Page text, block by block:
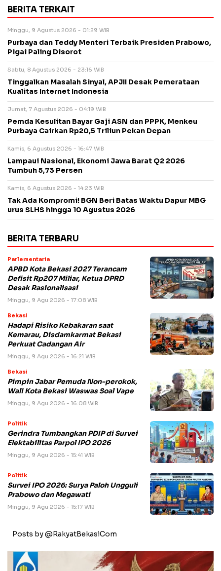
BERITA TERKAIT
Minggu, 9 Agustus 2026 - 01:29 WIB
Purbaya dan Teddy Menteri Terbaik Presiden Prabowo,
Pigai Paling Disorot
Sabtu, 8 Agustus 2026 - 23:16 WIB
Tinggalkan Masalah Sinyal, APJII Desak Pemerataan
Kualitas Internet Indonesia
Jumat, 7 Agustus 2026 - 04:19 WIB
Pemda Kesulitan Bayar Gaji ASN dan PPPK, Menkeu
Purbaya Cairkan Rp20,5 Triliun Pekan Depan
Kamis, 6 Agustus 2026 - 16:47 WIB
Lampaui Nasional, Ekonomi Jawa Barat Q2 2026
Tumbuh 5,73 Persen
Kamis, 6 Agustus 2026 - 14:23 WIB
Tak Ada Kompromi! BGN Beri Batas Waktu Dapur MBG
urus SLHS hingga 10 Agustus 2026
BERITA TERBARU
Parlementaria
APBD Kota Bekasi 2027 Terancam
Defisit Rp207 Miliar, Ketua DPRD
Desak Rasionalisasi
Minggu, 9 Agu 2026 - 17:08 WIB
Bekasi
Hadapi Risiko Kebakaran saat
Kemarau, Disdamkarmat Bekasi
Perkuat Cadangan Air
Minggu, 9 Agu 2026 - 16:21 WIB
Bekasi
Pimpin Jabar Pemuda Non-perokok,
Wali Kota Bekasi Waswas Soal Vape
Minggu, 9 Agu 2026 - 16:08 WIB
Politik
Gerindra Tumbangkan PDIP di Survei
Elektabilitas Parpol IPO 2026
Minggu, 9 Agu 2026 - 15:41 WIB
Politik
Survei IPO 2026: Surya Paloh Ungguli
Prabowo dan Megawati
Minggu, 9 Agu 2026 - 15:17 WIB
Posts by @RakyatBekasiCom